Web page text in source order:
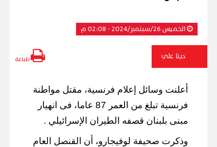
الخميس 26/سبتمبر/2024 - 02:08 م
دينا علي طباعة
أعلنت وسائل إعلام فرنسية، مقتل مواطنة
فرنسية تبلغ من العمر 87 عاما، فى انهيار
مبنى بلبنان قصفه الطيران الإسرائيلي .
وذكرت صحيفة لوفيجارو، أن القنصل العام